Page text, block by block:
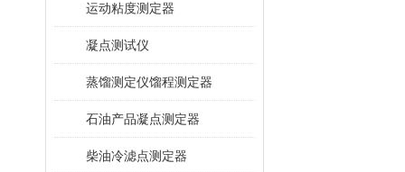
运动粘度测定器
凝点测试仪
蒸馏测定仪馏程测定器
石油产品凝点测定器
柴油冷滤点测定器